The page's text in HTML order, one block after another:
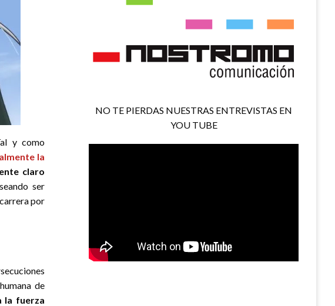
y como
la
claro
ser
por
de
la fuerza
NO TE PIERDAS NUESTRAS ENTREVISTAS EN
YOU TUBE